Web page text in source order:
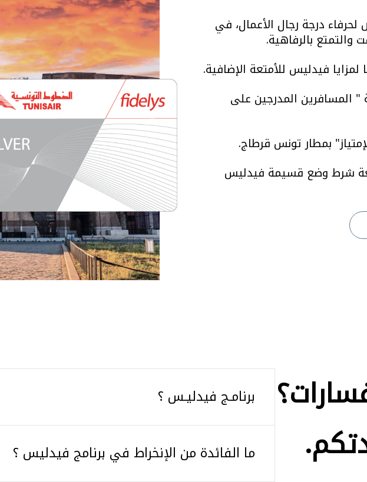
درجة رجال الأعمال، في
والتمتع بالرفاهية.
فيدليس للأمتعة الإضافية.
" المسافرين المدرجين على
بمطار تونس قرطاج.
شرط وضع قسيمة فيدليس
الإضافية على كل سفرة (أميال
برنامـج فيدليـس ؟
ما الفائدة من الإنخراط في برنامج فيدليس ؟